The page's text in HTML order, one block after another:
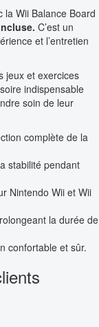
la Wii Balance Board
C’est un
et l’entretien
jeux et exercices
indispensable
soin de leur
complète de la
stabilité pendant
Nintendo Wii et Wii
la durée de
confortable et sûr.